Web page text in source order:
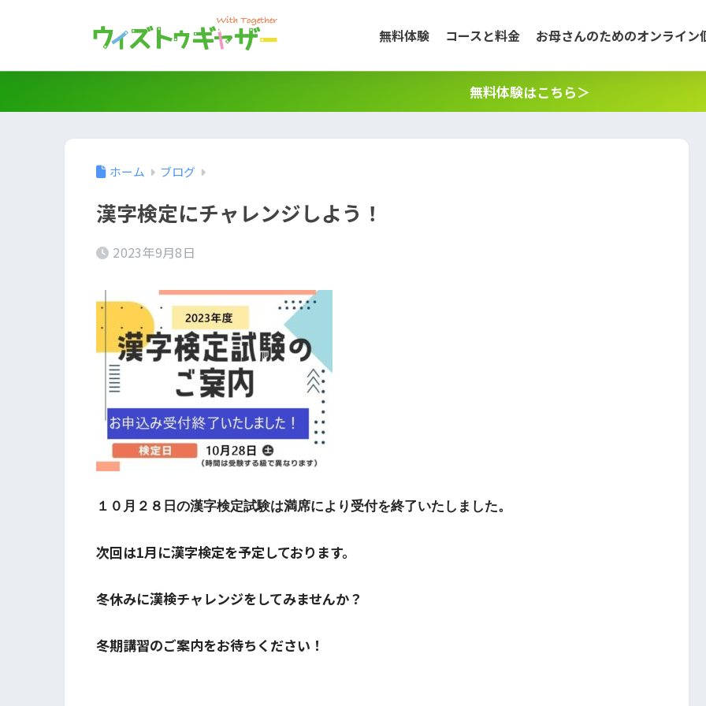
無料体験 コースと料金 お母さんのためのオンライン
無料体験はこちら＞
ホーム ブログ
漢字検定にチャレンジしよう！
2023年9月8日
１０月２８日の漢字検定試験は満席により受付を終了いたしました。
次回は1月に漢字検定を予定しております。
冬休みに漢検チャレンジをしてみませんか？
冬期講習のご案内をお待ちください！